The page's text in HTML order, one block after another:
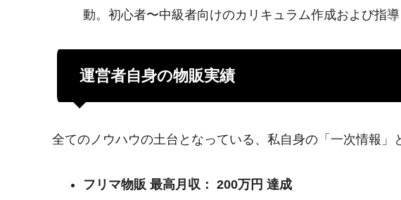
動。初心者〜中級者向けのカリキュラム作成および指導
運営者自身の物販実績
全てのノウハウの土台となっている、私自身の「一次情報」
フリマ物販 最高月収： 200万円 達成